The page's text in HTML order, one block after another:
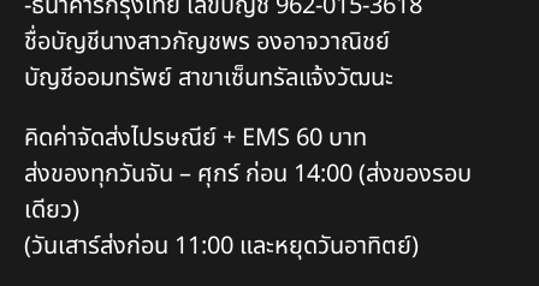
ชื่อบัญชีนางสาวกัญชพร องอาจวาณิชย์
บัญชีออมทรัพย์ สาขาเซ็นทรัลแจ้งวัฒนะ
คิดค่าจัดส่งไปรษณีย์ + EMS 60 บาท
ส่งของทุกวันจัน – ศุกร์ ก่อน 14:00 (ส่งของรอบ
เดียว)
(วันเสาร์ส่งก่อน 11:00 และหยุดวันอาทิตย์)